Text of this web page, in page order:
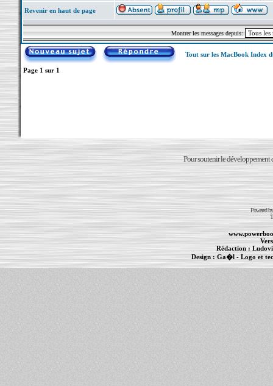
Revenir en haut de page
Montrer les messages depuis:
Tout sur les MacBook Index
Page 1 sur 1
Pour soutenir le développement
Powered
Rédaction :
Design : Ga�l- Logo et
Informations : PowerBook- MacBook Pro